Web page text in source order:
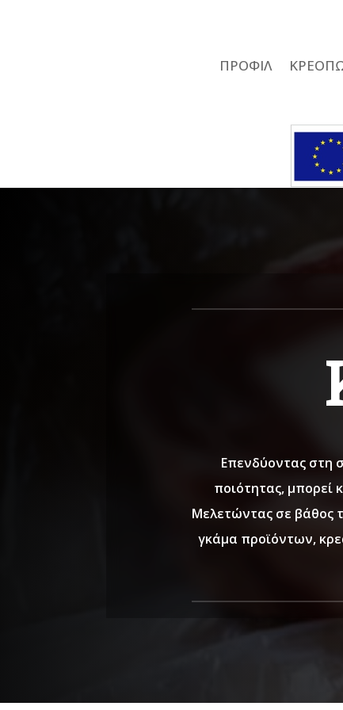
ΠΡΟΦΙΛ
Επενδύοντας στη
ποιότητας, μπορεί
Μελετώντας σε βάθος
γκάμα προϊόντων,